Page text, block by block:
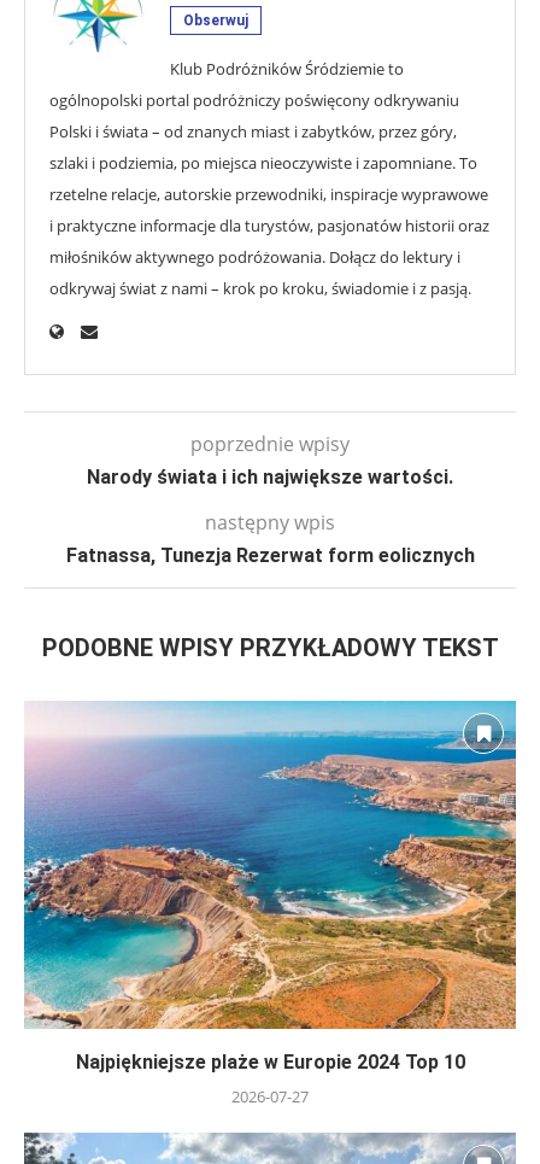
Obserwuj
Klub Podróżników Śródziemie to
ogólnopolski portal podróżniczy poświęcony odkrywaniu
Polski i świata – od znanych miast i zabytków, przez góry,
szlaki i podziemia, po miejsca nieoczywiste i zapomniane. To
rzetelne relacje, autorskie przewodniki, inspiracje wyprawowe
i praktyczne informacje dla turystów, pasjonatów historii oraz
miłośników aktywnego podróżowania. Dołącz do lektury i
odkrywaj świat z nami – krok po kroku, świadomie i z pasją.
poprzednie wpisy
Narody świata i ich największe wartości.
następny wpis
Fatnassa, Tunezja Rezerwat form eolicznych
PODOBNE WPISY PRZYKŁADOWY TEKST
Najpiękniejsze plaże w Europie 2024 Top 10
2026-07-27